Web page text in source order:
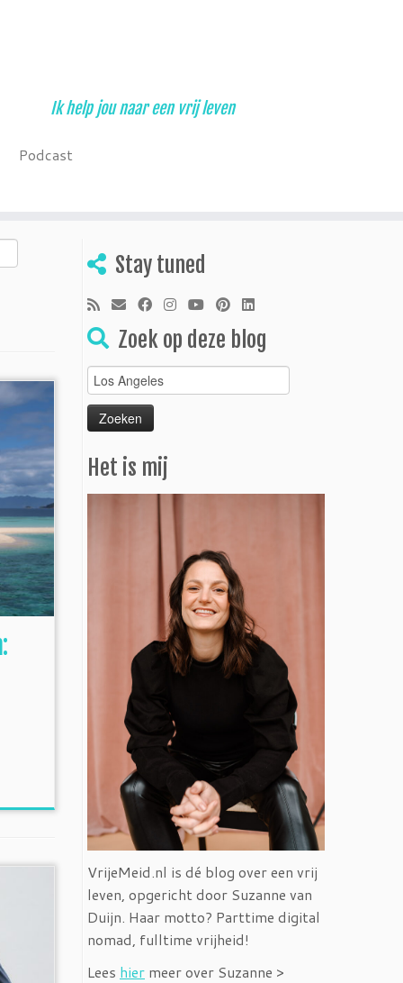
Ik help jou naar een vrij leven
Podcast
Stay tuned
Zoek op deze blog
Zoeken
naar:
Het is mij
VrijeMeid.nl is dé blog over een vrij
leven, opgericht door Suzanne van
Duijn. Haar motto? Parttime digital
nomad, fulltime vrijheid!
Lees hier meer over Suzanne >